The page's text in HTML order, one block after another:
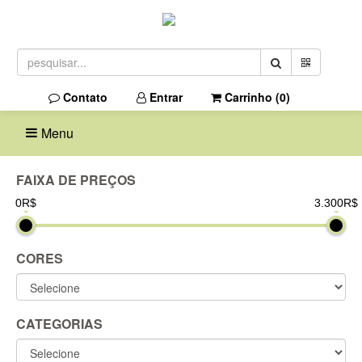
Contato Entrar Carrinho (0)
Menu
FAIXA DE PREÇOS
0R$ 3.300R$
CORES
CATEGORIAS